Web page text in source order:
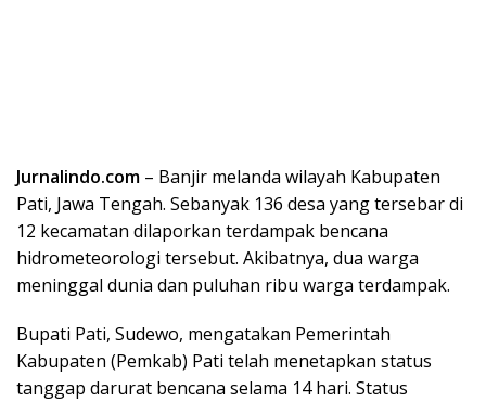
Jurnalindo.com – Banjir melanda wilayah Kabupaten
Pati, Jawa Tengah. Sebanyak 136 desa yang tersebar di
12 kecamatan dilaporkan terdampak bencana
hidrometeorologi tersebut. Akibatnya, dua warga
meninggal dunia dan puluhan ribu warga terdampak.
Bupati Pati, Sudewo, mengatakan Pemerintah
Kabupaten (Pemkab) Pati telah menetapkan status
tanggap darurat bencana selama 14 hari. Status